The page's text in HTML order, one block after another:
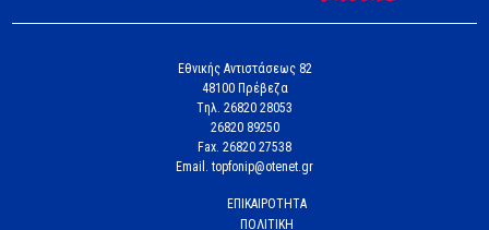
Εθνικής Αντιστάσεως 82
48100 Πρέβεζα
Tηλ. 26820 28053
26820 89250
Fax. 26820 27538
Email. topfonip@otenet.gr
ΕΠΙΚΑΙΡΟΤΗΤΑ
ΠΟΛΙΤΙΚΗ